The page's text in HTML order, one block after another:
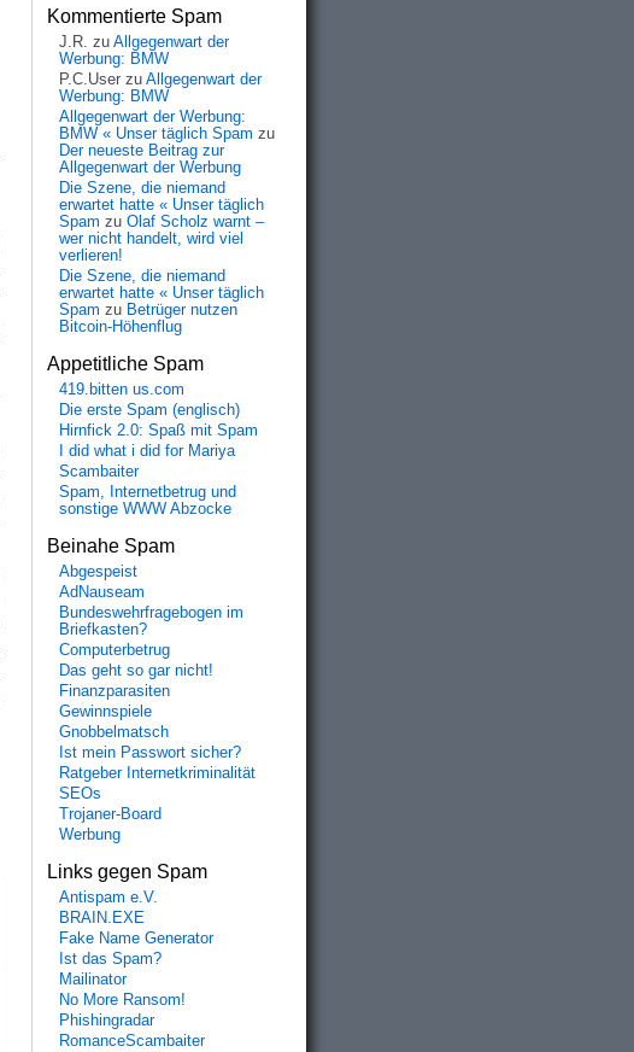
Kommentierte Spam
J.R. zu Allgegenwart der
Werbung: BMW
P.C.User zu Allgegenwart der
Werbung: BMW
Allgegenwart der Werbung:
BMW « Unser täglich Spam zu
Der neueste Beitrag zur
Allgegenwart der Werbung
Die Szene, die niemand
erwartet hatte « Unser täglich
Spam zu Olaf Scholz warnt –
wer nicht handelt, wird viel
verlieren!
Die Szene, die niemand
erwartet hatte « Unser täglich
Spam zu Betrüger nutzen
Bitcoin-Höhenflug
Appetitliche Spam
419.bitten us.com
Die erste Spam (englisch)
Hirnfick 2.0: Spaß mit Spam
I did what i did for Mariya
Scambaiter
Spam, Internetbetrug und
sonstige WWW Abzocke
Beinahe Spam
Abgespeist
AdNauseam
Bundeswehrfragebogen im
Briefkasten?
Computerbetrug
Das geht so gar nicht!
Finanzparasiten
Gewinnspiele
Gnobbelmatsch
Ist mein Passwort sicher?
Ratgeber Internetkriminalität
SEOs
Trojaner-Board
Werbung
Links gegen Spam
Antispam e.V.
BRAIN.EXE
Fake Name Generator
Ist das Spam?
Mailinator
No More Ransom!
Phishingradar
RomanceScambaiter